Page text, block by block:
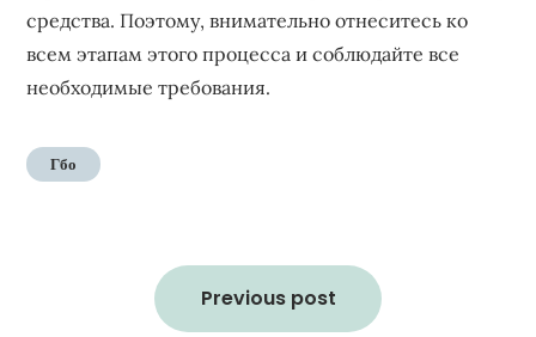
средства. Поэтому, внимательно отнеситесь ко
всем этапам этого процесса и соблюдайте все
необходимые требования.
Гбо
Previous post